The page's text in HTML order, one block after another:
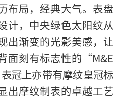
布局，经典大气。表盘
计，中央绿色太阳纹从
出渐变的光影美感，让
面刻有标志性的“M&E
冠上亦带有摩纹皇冠标
出摩纹制表的卓越工艺